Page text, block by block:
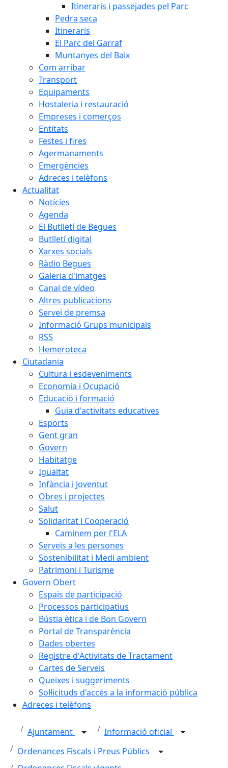
Itineraris i passejades pel Parc
Pedra seca
Itineraris
El Parc del Garraf
Muntanyes del Baix
Com arribar
Transport
Equipaments
Hostaleria i restauració
Empreses i comerços
Entitats
Festes i fires
Agermanaments
Emergències
Adreces i telèfons
Actualitat
Notícies
Agenda
El Butlletí de Begues
Butlletí digital
Xarxes socials
Ràdio Begues
Galeria d'imatges
Canal de vídeo
Altres publicacions
Servei de premsa
Informació Grups municipals
RSS
Hemeroteca
Ciutadania
Cultura i esdeveniments
Economia i Ocupació
Educació i formació
Guia d'activitats educatives
Esports
Gent gran
Govern
Habitatge
Igualtat
Infància i Joventut
Obres i projectes
Salut
Solidaritat i Cooperació
Caminem per l'ELA
Serveis a les persones
Sostenibilitat i Medi ambient
Patrimoni i Turisme
Govern Obert
Espais de participació
Processos participatius
Bústia ètica i de Bon Govern
Portal de Transparència
Dades obertes
Registre d'Activitats de Tractament
Cartes de Serveis
Queixes i suggeriments
Sol·licituds d'accés a la informació pública
Adreces i telèfons
Ajuntament
Informació oficial
Ordenances Fiscals i Preus Públics